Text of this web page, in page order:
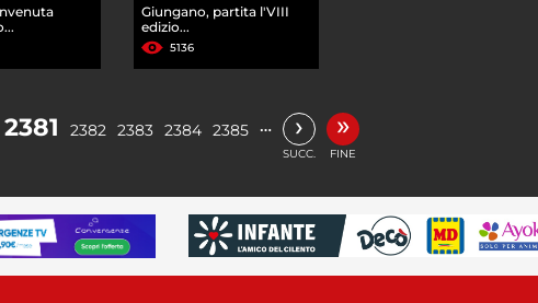
Giungano, partita l'VIII
edizio...
5136
2381 2382 2383 2384 2385 … ›
SUCC.
»
FINE